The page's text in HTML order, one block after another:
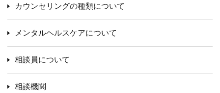
カウンセリングの種類について
メンタルヘルスケアについて
相談員について
相談機関